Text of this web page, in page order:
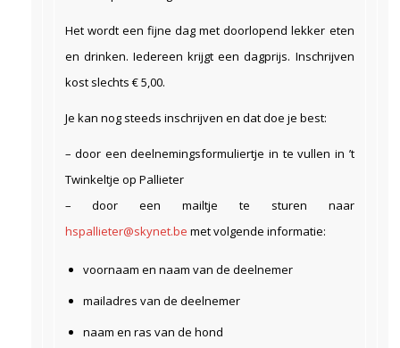
Het wordt een fijne dag met doorlopend lekker eten
en drinken. Iedereen krijgt een dagprijs. Inschrijven
kost slechts € 5,00.
Je kan nog steeds inschrijven en dat doe je best:
– door een deelnemingsformuliertje in te vullen in ’t
Twinkeltje op Pallieter
– door een mailtje te sturen naar
hspallieter@skynet.be met volgende informatie:
voornaam en naam van de deelnemer
mailadres van de deelnemer
naam en ras van de hond